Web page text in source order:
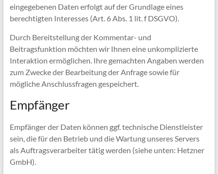
eingegebenen Daten erfolgt auf der Grundlage eines
berechtigten Interesses (Art. 6 Abs. 1 lit. f DSGVO).
Durch Bereitstellung der Kommentar- und
Beitragsfunktion möchten wir Ihnen eine unkomplizierte
Interaktion ermöglichen. Ihre gemachten Angaben werden
zum Zwecke der Bearbeitung der Anfrage sowie für
mögliche Anschlussfragen gespeichert.
Empfänger
Empfänger der Daten können ggf. technische Dienstleister
sein, die für den Betrieb und die Wartung unseres Servers
als Auftragsverarbeiter tätig werden (siehe unten: Hetzner
GmbH).